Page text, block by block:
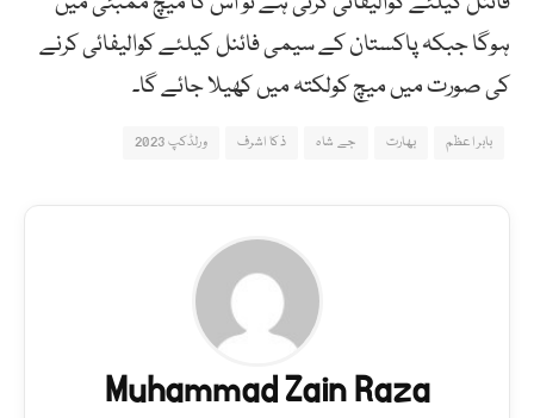
ہوگا جبکہ پاکستان کے سیمی فائنل کیلئے کوالیفائی کرنے
کی صورت میں میچ کولکتہ میں کھیلا جائے گا۔
بابر اعظم بھارت جے شاہ ذکا اشرف ورلڈکپ 2023
Muhammad Zain Raza